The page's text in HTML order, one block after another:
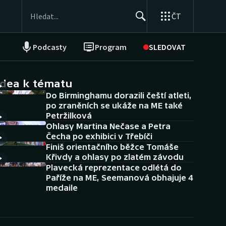
ČT
Podcasty Program SLEDOVAT
NEPŘEHLÉDNĚTE
Historické návraty
Aplikace ČT sport
AZ kvíz
k tématu
Do Birminghamu dorazili čeští atleti,
po zraněních se ukáže na ME také
Petržilková
Ohlasy Martina Nečase a Petra
Čecha po exhibici v Třebíči
Finiš orientačního běžce Tomáše
Křivdy a ohlasy po zlatém závodu
Plavecká reprezentace odlétá do
Paříže na ME, Seemanová obhajuje 4
medaile